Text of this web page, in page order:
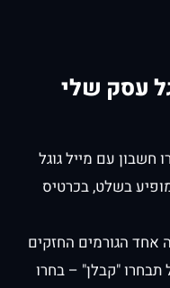
עסק שלי
חשבון עם מייל גוגל
בשלט, בכרטיס
אחד הגורמים החזקים
תבחרו "קבלן" – בחרו